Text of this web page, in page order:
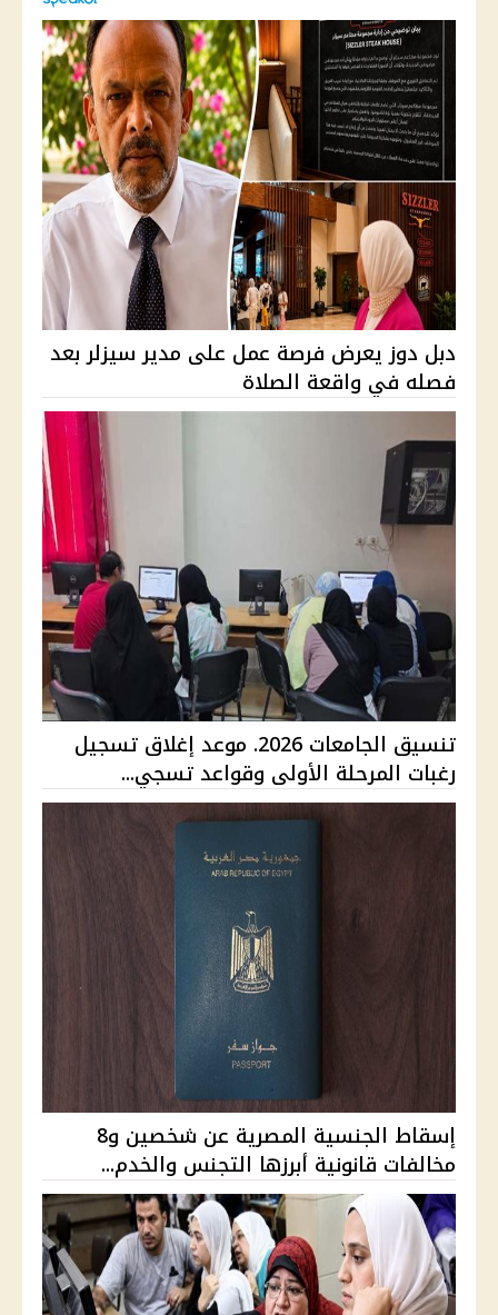
دبل دوز يعرض فرصة عمل على مدير سيزلر بعد
فصله في واقعة الصلاة
تنسيق الجامعات 2026. موعد إغلاق تسجيل
رغبات المرحلة الأولى وقواعد تسجي...
إسقاط الجنسية المصرية عن شخصين و8
مخالفات قانونية أبرزها التجنس والخدم...